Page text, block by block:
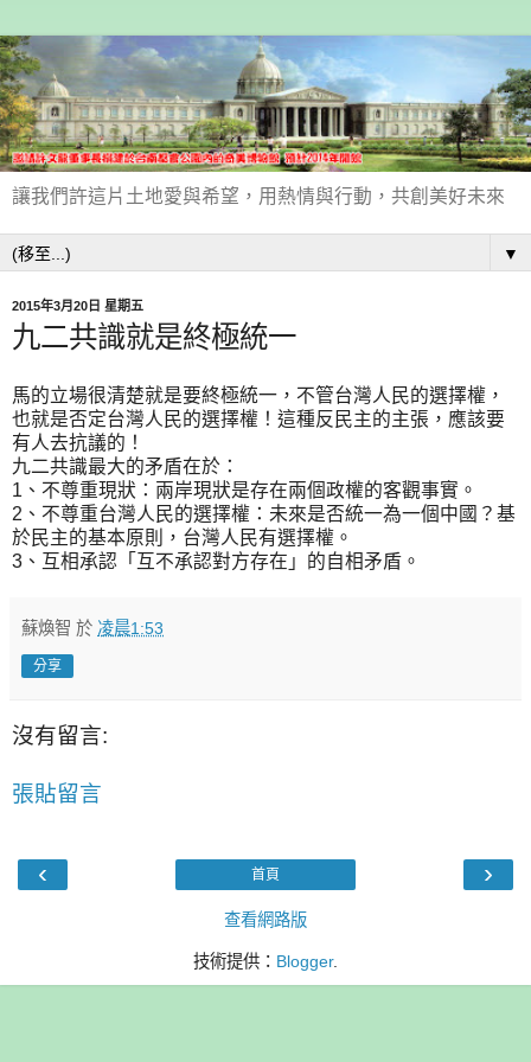
讓我們許這片土地愛與希望，用熱情與行動，共創美好未來
▼
2015年3月20日 星期五
九二共識就是終極統一
馬的立場很清楚就是要終極統一，不管台灣人民的選擇權，
也就是否定台灣人民的選擇權！這種反民主的主張，應該要
有人去抗議的！
九二共識最大的矛盾在於：
1、不尊重現狀：兩岸現狀是存在兩個政權的客觀事實。
2、不尊重台灣人民的選擇權：未來是否統一為一個中國？基
於民主的基本原則，台灣人民有選擇權。
3、互相承認「互不承認對方存在」的自相矛盾。
蘇煥智 於 凌晨1:53
分享
沒有留言:
張貼留言
‹ ›
首頁
查看網路版
技術提供： Blogger.